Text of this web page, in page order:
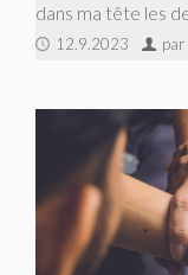
dans ma tête les
12.9.2023 par